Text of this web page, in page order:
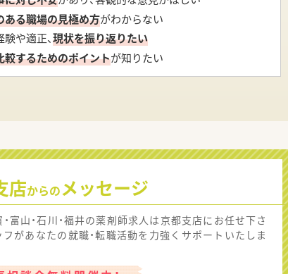
ある職場の見極め方がわからない
や適正、現状を振り返りたい
較するためのポイントが知りたい
店からのメッセージ
・富山・石川・福井の薬剤師求人は京都支店にお任せ下さ
フがあなたの就職・転職活動を力強くサポートいたしま